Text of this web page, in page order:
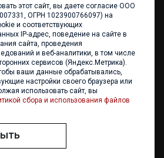
(4012) 960 898
Калининград,
аллея, 47
+7 4012 960 898,
+7 4012 960 856
Написать нам
- 2026. Все права защищены
этот сайт, вы даете согласие ООО
ОГРН 1023900766097) на
и соответствующих
IP-адрес, поведение на сайте в
сайта, проведения
и веб-аналитики, в том числе
сервисов (Яндекс.Метрика).
ваши данные обрабатывались,
настройки своего браузера или
использовать сайт, вы
сбора и использования файлов